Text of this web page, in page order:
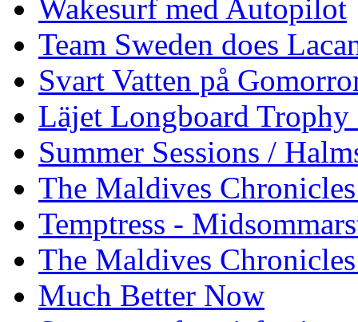
Wakesurf med Autopilot
Team Sweden does
Svart Vatten på
Läjet Longboard
Summer Sessions /
The Maldives
Temptress -
The Maldives
Much Better Now